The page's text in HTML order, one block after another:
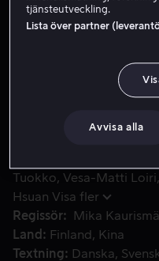
hitta en gammal vän.
snart har han vunnit
Tuokko Vesa-Matti Loiri
Hsuan Visa fler
Regissör
Mika
Land
Finland
Kina
Textning
Danska
tjänsteutveckling.
Lista över partner
Avvisa alla